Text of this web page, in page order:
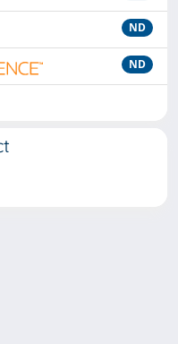
ND
ND